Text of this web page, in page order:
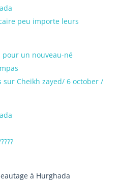
peu importe leurs
pour un nouveau-né
Cheikh zayed/ 6 october /
à Hurghada